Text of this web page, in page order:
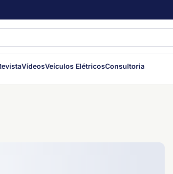
VídeosVeículos ElétricosConsultoria